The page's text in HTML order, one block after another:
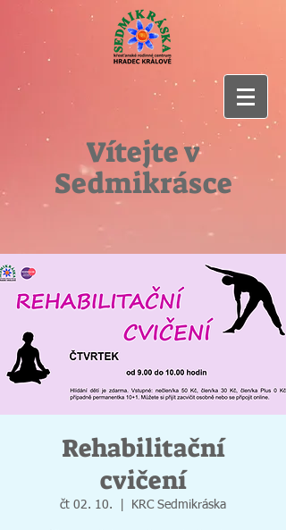
Vítejte v
Sedmikrásce
Rehabilitační
cvičení
čt 02. 10. KRC Sedmikráska